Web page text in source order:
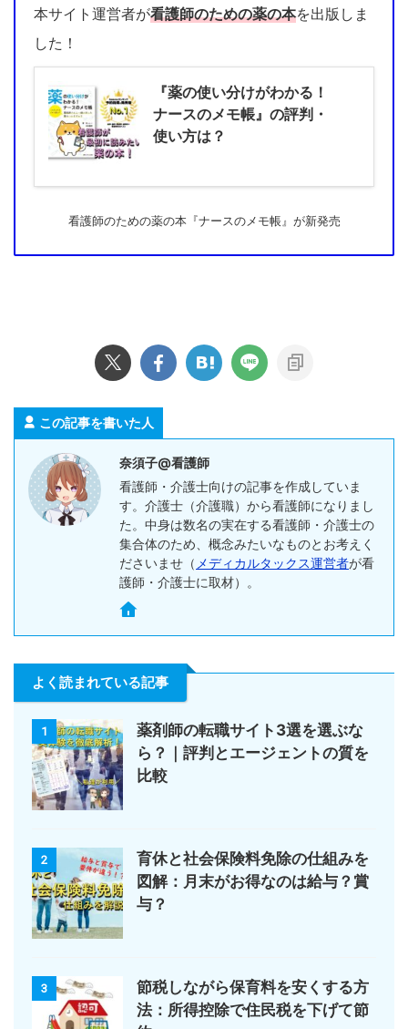
本サイト運営者が看護師のための薬の本を出版しま
した！
『薬の使い分けがわかる！
ナースのメモ帳』の評判・
使い方は？
看護師のための薬の本『ナースのメモ帳』が新発売
この記事を書いた人
奈須子@看護師
看護師・介護士向けの記事を作成していま
す。介護士（介護職）から看護師になりまし
た。中身は数名の実在する看護師・介護士の
集合体のため、概念みたいなものとお考えく
ださいませ（ メディカルタックス運営者が看
護師・介護士に取材）。
よく読まれている記事
1
薬剤師の転職サイト3選を選ぶな
ら？｜評判とエージェントの質を
比較
2
育休と社会保険料免除の仕組みを
図解：月末がお得なのは給与？賞
与？
3
節税しながら保育料を安くする方
法：所得控除で住民税を下げて節